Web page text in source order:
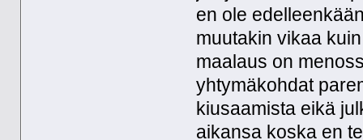
en ole
muutakin vikaa
maalaus on
yhtymäkohdat
kiusaamista eikä
aikansa koska en